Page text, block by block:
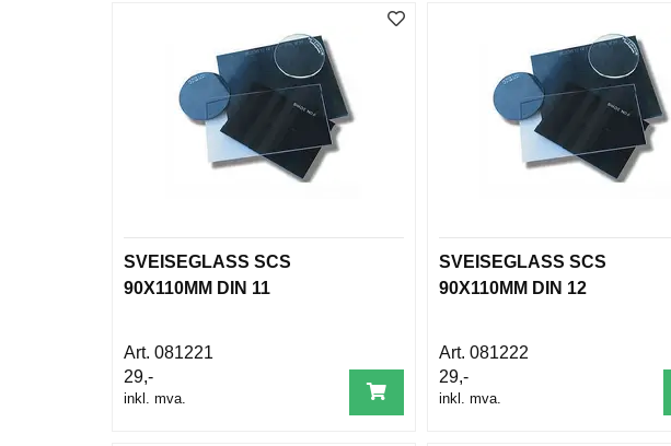
SVEISEGLASS SCS
90X110MM DIN 11
081221
29,-
inkl. mva.
SVEISEGLASS SCS
90X110MM DIN 12
081222
29,-
inkl. mva.